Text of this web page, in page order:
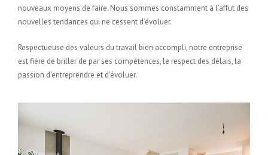
nouveaux moyens de faire. Nous sommes constamment à l’affut des
nouvelles tendances qui ne cessent d’évoluer.
Respectueuse des valeurs du travail bien accompli, notre entreprise
est fière de briller de par ses compétences, le respect des délais, la
passion d’entreprendre et d’évoluer.